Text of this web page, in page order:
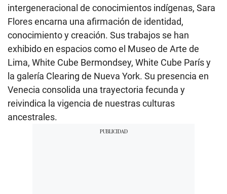
intergeneracional de conocimientos indígenas, Sara
Flores encarna una afirmación de identidad,
conocimiento y creación. Sus trabajos se han
exhibido en espacios como el Museo de Arte de
Lima, White Cube Bermondsey, White Cube París y
la galería Clearing de Nueva York. Su presencia en
Venecia consolida una trayectoria fecunda y
reivindica la vigencia de nuestras culturas
ancestrales.